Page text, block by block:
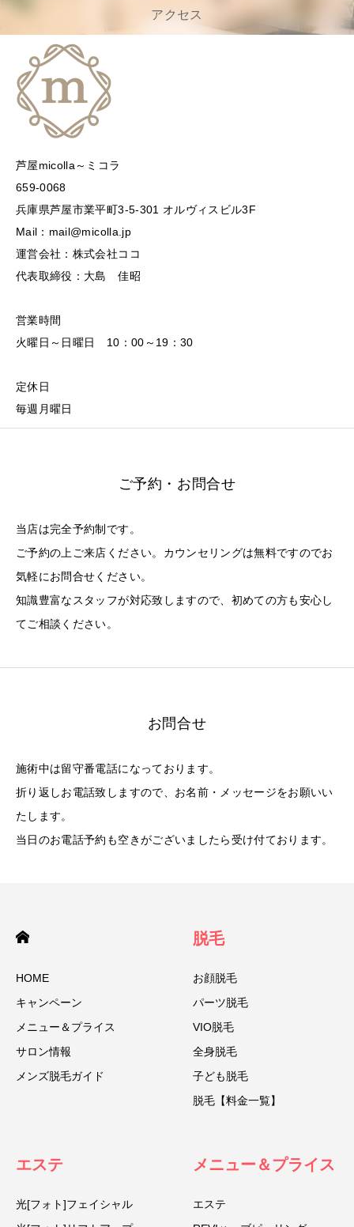
アクセス
芦屋micolla～ミコラ
659-0068
兵庫県芦屋市業平町3-5-301 オルヴィスビル3F
Mail：mail@micolla.jp
運営会社：株式会社ココ
代表取締役：大島 佳昭
営業時間
火曜日～日曜日 10：00～19：30
定休日
毎週月曜日
ご予約・お問合せ
当店は完全予約制です。
ご予約の上ご来店ください。カウンセリングは無料ですのでお
気軽にお問合せください。
知識豊富なスタッフが対応致しますので、初めての方も安心し
てご相談ください。
お問合せ
施術中は留守番電話になっております。
折り返しお電話致しますので、お名前・メッセージをお願いい
たします。
当日のお電話予約も空きがございましたら受け付ております。
HOME
キャンペーン
メニュー＆プライス
サロン情報
メンズ脱毛ガイド
脱毛
お顔脱毛
パーツ脱毛
VIO脱毛
全身脱毛
子ども脱毛
脱毛【料金一覧】
エステ
光[フォト]フェイシャル
メニュー＆プライス
エステ